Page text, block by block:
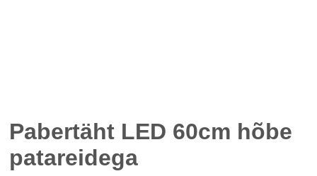
Pabertäht LED 60cm hõbe
patareidega